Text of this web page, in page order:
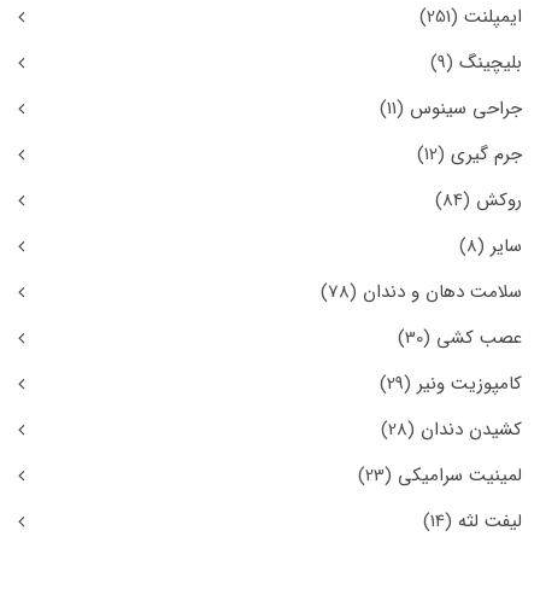
ایمپلنت (251)
بلیچینگ (9)
جراحی سینوس (11)
جرم گیری (12)
روکش (84)
سایر (8)
سلامت دهان و دندان (78)
عصب کشی (30)
کامپوزیت ونیر (29)
کشیدن دندان (28)
لمینیت سرامیکی (23)
لیفت لثه (14)